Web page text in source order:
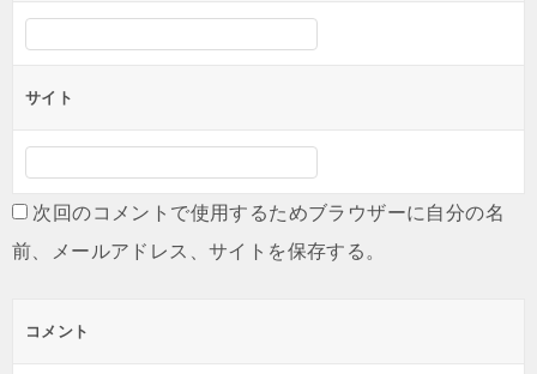
サイト
次回のコメントで使用するためブラウザーに自分の名
前、メールアドレス、サイトを保存する。
コメント